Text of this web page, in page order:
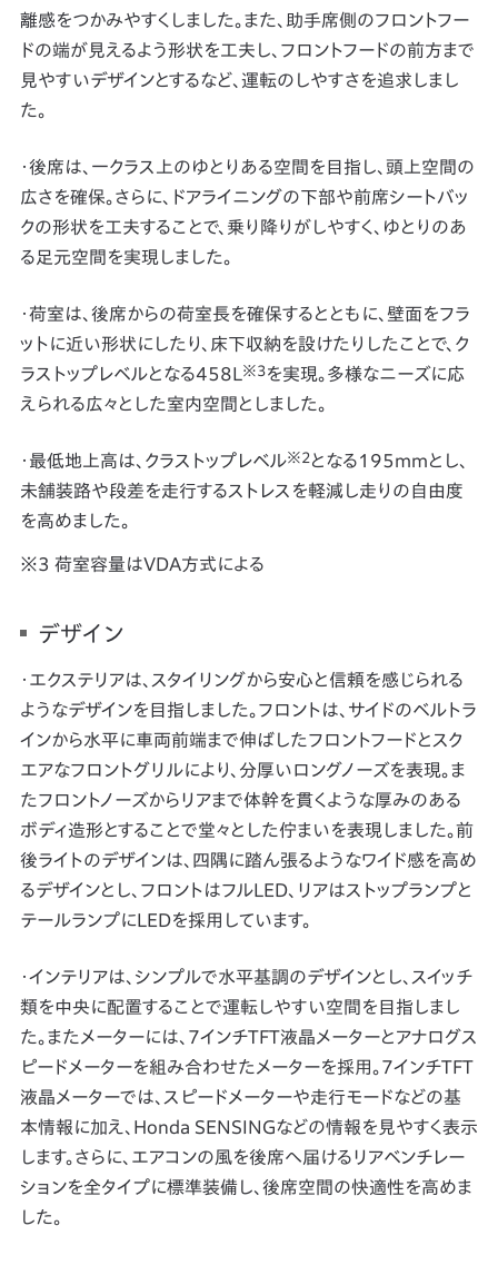
離感をつかみやすくしました。また、助手席側のフロントフー
ドの端が見えるよう形状を工夫し、フロントフードの前方まで
見やすいデザインとするなど、運転のしやすさを追求しまし
た。
・後席は、一クラス上のゆとりある空間を目指し、頭上空間の
広さを確保。さらに、ドアライニングの下部や前席シートバッ
クの形状を工夫することで、乗り降りがしやすく、ゆとりのあ
る足元空間を実現しました。
・荷室は、後席からの荷室長を確保するとともに、壁面をフラ
ットに近い形状にしたり、床下収納を設けたりしたことで、ク
ラストップレベルとなる458L ※3を実現。多様なニーズに応
えられる広々とした室内空間としました。
・最低地上高は、クラストップレベル※2となる195mmとし、
未舗装路や段差を走行するストレスを軽減し走りの自由度
を高めました。
荷室容量はVDA方式による
デザイン
・エクステリアは、スタイリングから安心と信頼を感じられる
ようなデザインを目指しました。フロントは、サイドのベルトラ
インから水平に車両前端まで伸ばしたフロントフードとスク
エアなフロントグリルにより、分厚いロングノーズを表現。ま
たフロントノーズからリアまで体幹を貫くような厚みのある
ボディ造形とすることで堂々とした佇まいを表現しました。前
後ライトのデザインは、四隅に踏ん張るようなワイド感を高め
るデザインとし、フロントはフルLED、リアはストップランプと
テールランプにLEDを採用しています。
・インテリアは、シンプルで水平基調のデザインとし、スイッチ
類を中央に配置することで運転しやすい空間を目指しまし
た。またメーターには、7インチTFT液晶メーターとアナログス
ピードメーターを組み合わせたメーターを採用。7インチTFT
液晶メーターでは、スピードメーターや走行モードなどの基
本情報に加え、Honda SENSINGなどの情報を見やすく表示
します。さらに、エアコンの風を後席へ届けるリアベンチレー
ションを全タイプに標準装備し、後席空間の快適性を高めま
した。